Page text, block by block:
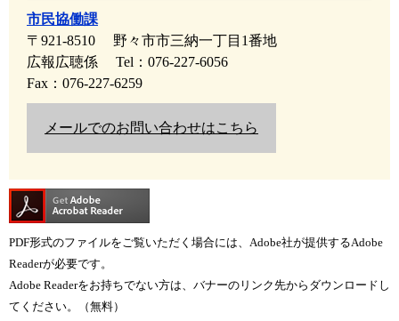
市民協働課
〒921-8510
野々市市三納一丁目1番地
広報広聴係
Tel：076-227-6056
Fax：076-227-6259
メールでのお問い合わせはこちら
PDF形式のファイルをご覧いただく場合には、Adobe社が提供するAdobe
Readerが必要です。
Adobe Readerをお持ちでない方は、バナーのリンク先からダウンロードし
てください。（無料）